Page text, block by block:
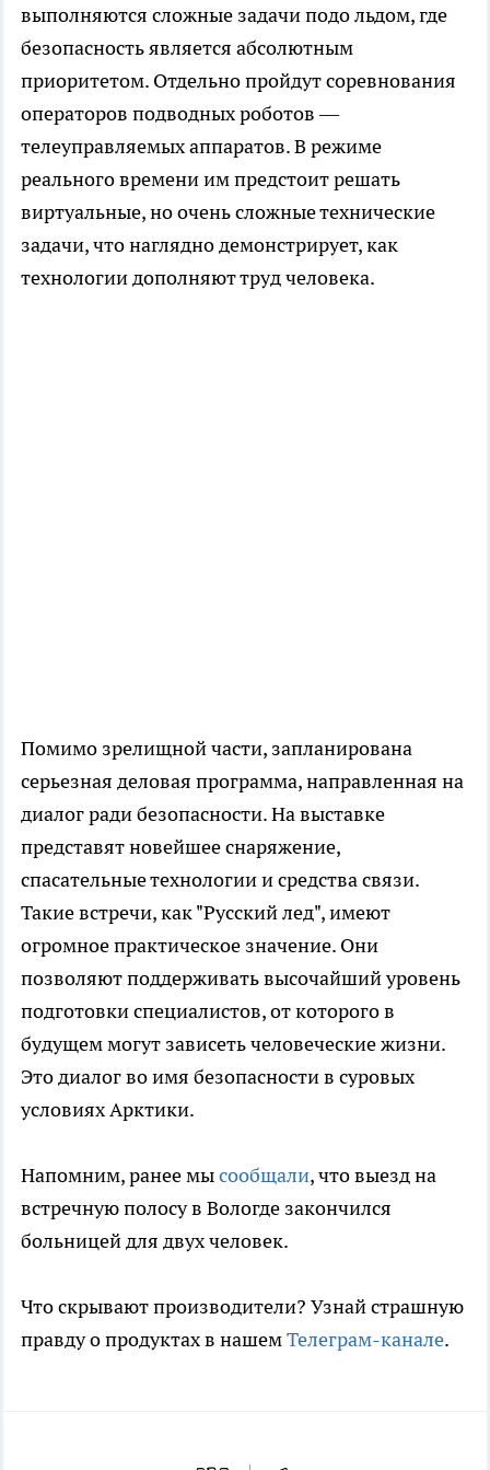
выполняются сложные задачи подо льдом, где
безопасность является абсолютным
приоритетом. Отдельно пройдут соревнования
операторов подводных роботов —
телеуправляемых аппаратов. В режиме
реального времени им предстоит решать
виртуальные, но очень сложные технические
задачи, что наглядно демонстрирует, как
технологии дополняют труд человека.
Помимо зрелищной части, запланирована
серьезная деловая программа, направленная на
диалог ради безопасности. На выставке
представят новейшее снаряжение,
спасательные технологии и средства связи.
Такие встречи, как "Русский лед", имеют
огромное практическое значение. Они
позволяют поддерживать высочайший уровень
подготовки специалистов, от которого в
будущем могут зависеть человеческие жизни.
Это диалог во имя безопасности в суровых
условиях Арктики.
Напомним, ранее мысообщали, что выезд на
встречную полосу в Вологде закончился
больницей для двух человек.
Что скрывают производители? Узнай страшную
правду о продуктах в нашемТелеграм-канале.